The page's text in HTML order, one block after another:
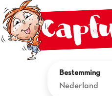
Bestemming
Nederland